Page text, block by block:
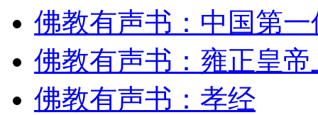
佛教有声书：中国第
佛教有声书：雍正皇帝
佛教有声书：孝经